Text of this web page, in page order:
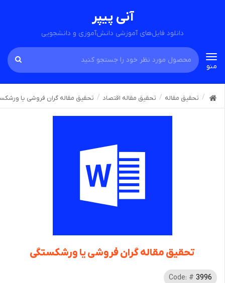
آنی پیپر
دانلود فایل‌های آموزشی دانش‌آموزی و دانشجویی
Toggle
navigation
منو
تحقیق مقاله تحقیق مقاله اقتصاد تحقیق مقاله گران فروشی یا
تحقیق مقاله گران فروشی یا ورشکستگی
Code: # 3996